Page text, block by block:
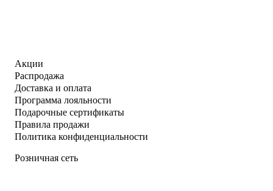
Акции
Распродажа
Доставка и оплата
Программа лояльности
Подарочные сертификаты
Правила продажи
Политика конфиденциальности
Розничная сеть